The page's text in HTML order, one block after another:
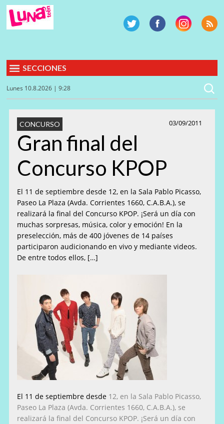
SECCIONES
Lunes 10.8.2026 | 9:28
03/09/2011
CONCURSO
Gran final del
Concurso KPOP
El 11 de septiembre desde 12, en la Sala Pablo Picasso,
Paseo La Plaza (Avda. Corrientes 1660, C.A.B.A.), se
realizará la final del Concurso KPOP. ¡Será un día con
muchas sorpresas, música, color y emoción! En la
preselección, más de 400 jóvenes de 14 países
participaron audicionando en vivo y mediante videos.
De entre todos ellos, […]
El 11 de septiembre desde 12, en la Sala Pablo Picasso,
Paseo La Plaza(Avda. Corrientes 1660, C.A.B.A.), se
realizará la final del Concurso KPOP. ¡Será un día con